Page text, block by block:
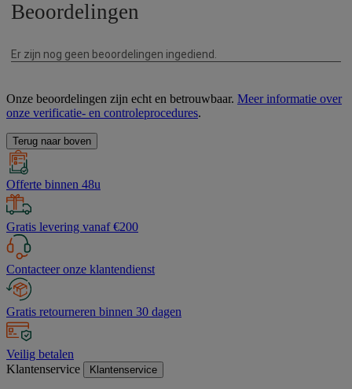
Onze beoordelingen zijn echt en betrouwbaar. Meer informatie over
onze verificatie- en controleprocedures.
Terug naar boven
Offerte binnen 48u
Gratis levering vanaf €200
Contacteer onze klantendienst
Gratis retourneren binnen 30 dagen
Veilig betalen
Klantenservice
Klantenservice